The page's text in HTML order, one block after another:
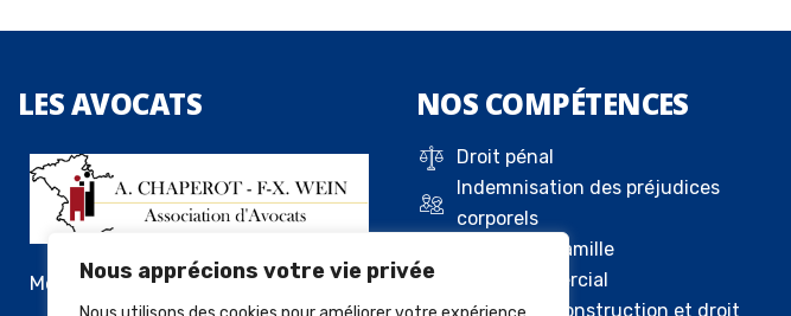
Nous apprécions votre vie privée
LESAVOCATS
Me Alexandre Chaperot
NOS COMPÉTENCES
Droit pénal
Indemnisation des préjudices
corporels
Droit de la famille
Droit commercial
Droit de la construction et droit